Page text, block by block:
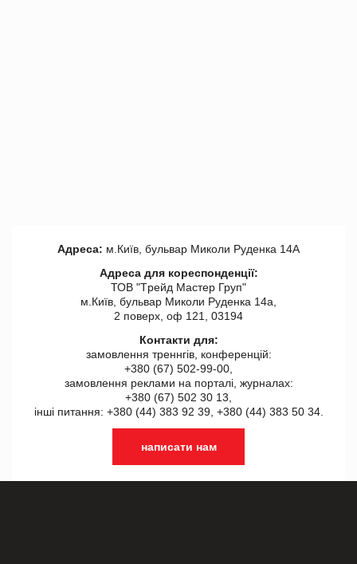
Адреса: м.Київ, бульвар Миколи Руденка 14А
Адреса для кореспонденції:
ТОВ "Tрейд Мастер Груп"
м.Київ, бульвар Миколи Руденка 14а,
2 поверх, оф 121, 03194
Контакти для:
замовлення треннгів, конференцій:
+380 (67) 502-99-00,
замовлення реклами на порталі, журналах:
+380 (67) 502 30 13,
інші питання: +380 (44) 383 92 39, +380 (44) 383 50 34.
написати нам